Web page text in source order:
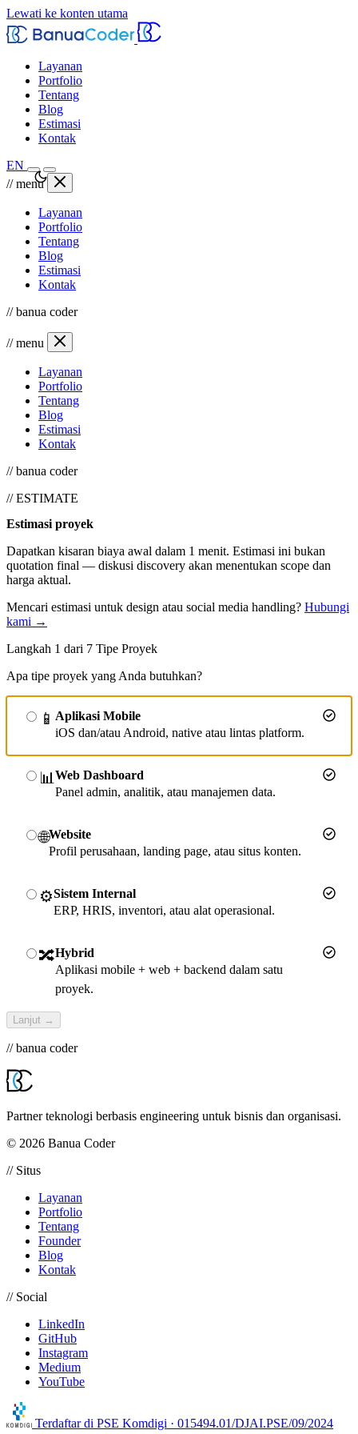
Lewati ke konten utama
Layanan
Portfolio
Tentang
Blog
Estimasi
Kontak
EN
// menu
Layanan
Portfolio
Tentang
Blog
Estimasi
Kontak
// banua coder
// menu
Layanan
Portfolio
Tentang
Blog
Estimasi
Kontak
// banua coder
// ESTIMATE
Estimasi proyek
Dapatkan kisaran biaya awal dalam 1 menit. Estimasi ini bukan
quotation final — diskusi discovery akan menentukan scope dan
harga aktual.
Mencari estimasi untuk design atau social media handling? Hubungi
kami →
Langkah 1 dari 7 Tipe Proyek
Apa tipe proyek yang Anda butuhkan?
📱 Aplikasi Mobile
iOS dan/atau Android, native atau lintas platform.
📊 Web Dashboard
Panel admin, analitik, atau manajemen data.
🌐Website
Profil perusahaan, landing page, atau situs konten.
⚙️Sistem Internal
ERP, HRIS, inventori, atau alat operasional.
🔀Hybrid
Aplikasi mobile + web + backend dalam satu
proyek.
Lanjut →
// banua coder
Partner teknologi berbasis engineering untuk bisnis dan organisasi.
© 2026 Banua Coder
// Situs
Layanan
Portfolio
Tentang
Founder
Blog
Kontak
// Social
LinkedIn
GitHub
Instagram
Medium
YouTube
Terdaftar di PSE Komdigi · 015494.01/DJAI.PSE/09/2024